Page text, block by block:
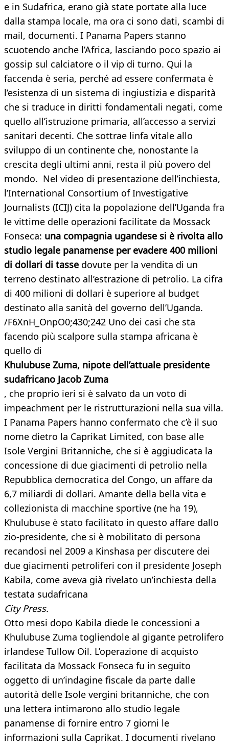
e in Sudafrica, erano già state portate alla luce
dalla stampa locale, ma ora ci sono dati, scambi di
mail, documenti. I Panama Papers stanno
scuotendo anche l’Africa, lasciando poco spazio ai
gossip sul calciatore o il vip di turno. Qui la
faccenda è seria, perché ad essere confermata è
l’esistenza di un sistema di ingiustizia e disparità
che si traduce in diritti fondamentali negati, come
quello all’istruzione primaria, all’accesso a servizi
sanitari decenti. Che sottrae linfa vitale allo
sviluppo di un continente che, nonostante la
crescita degli ultimi anni, resta il più povero del
mondo. Nel video di presentazione dell’inchiesta,
l’International Consortium of Investigative
Journalists (ICIJ) cita la popolazione dell’Uganda fra
le vittime delle operazioni facilitate da Mossack
Fonseca: una compagnia ugandese si è rivolta allo
studio legale panamense per evadere 400 milioni
di dollari di tasse dovute per la vendita di un
terreno destinato all’estrazione di petrolio. La cifra
di 400 milioni di dollari è superiore al budget
destinato alla sanità del governo dell’Uganda.
/F6XnH_OnpO0;430;242 Uno dei casi che sta
facendo più scalpore sulla stampa africana è
quello di
Khulubuse Zuma, nipote dell’attuale presidente
sudafricano Jacob Zuma
, che proprio ieri si è salvato da un voto di
impeachment per le ristrutturazioni nella sua villa.
I Panama Papers hanno confermato che c’è il suo
nome dietro la Caprikat Limited, con base alle
Isole Vergini Britanniche, che si è aggiudicata la
concessione di due giacimenti di petrolio nella
Repubblica democratica del Congo, un affare da
6,7 miliardi di dollari. Amante della bella vita e
collezionista di macchine sportive (ne ha 19),
Khulubuse è stato facilitato in questo affare dallo
zio-presidente, che si è mobilitato di persona
recandosi nel 2009 a Kinshasa per discutere dei
due giacimenti petroliferi con il presidente Joseph
Kabila, come aveva già rivelato un’inchiesta della
testata sudafricana
City Press.
Otto mesi dopo Kabila diede le concessioni a
Khulubuse Zuma togliendole al gigante petrolifero
irlandese Tullow Oil. L’operazione di acquisto
facilitata da Mossack Fonseca fu in seguito
oggetto di un’indagine fiscale da parte dalle
autorità delle Isole vergini britanniche, che con
una lettera intimarono allo studio legale
panamense di fornire entro 7 giorni le
informazioni sulla Caprikat. I documenti rivelano